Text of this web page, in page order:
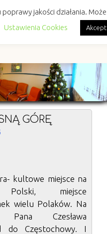
GÓRĘ
kultowe miejsce na
Polski, miejsce
wielu Polaków. Na
Czesława
do Częstochowy. I
jakości działania.
Ustawienia Cookies